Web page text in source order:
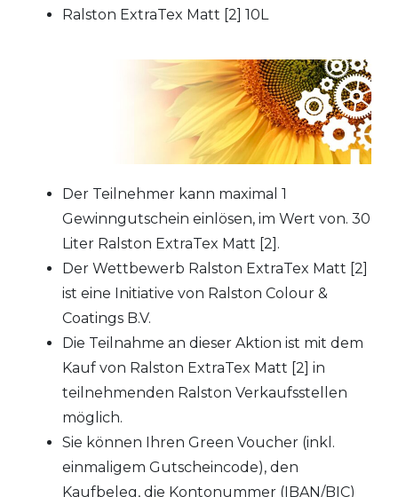
Ralston ExtraTex Matt [2] 10L
Der Teilnehmer kann maximal 1
Gewinngutschein einlösen, im Wert von. 30
Liter Ralston ExtraTex Matt [2].
Der Wettbewerb Ralston ExtraTex Matt [2]
ist eine Initiative von Ralston Colour &
Coatings B.V.
Die Teilnahme an dieser Aktion ist mit dem
Kauf von Ralston ExtraTex Matt [2] in
teilnehmenden Ralston Verkaufsstellen
möglich.
Sie können Ihren Green Voucher (inkl.
einmaligem Gutscheincode), den
Kaufbeleg, die Kontonummer (IBAN/BIC)